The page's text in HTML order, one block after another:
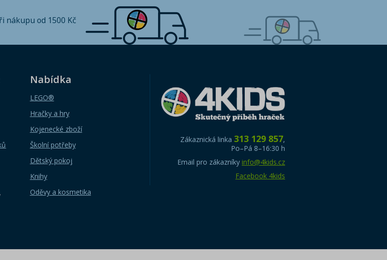
nákupu od 1500 Kč
Nabídka
LEGO®
Hračky a hry
Kojenecké zboží
Školní potřeby
Dětský pokoj
Knihy
Oděvy a kosmetika
,
Zákaznická linka 313 129 857,
Po–Pá 8–16:30 h
Email pro zákazníky info@4kids.cz
Facebook 4kids